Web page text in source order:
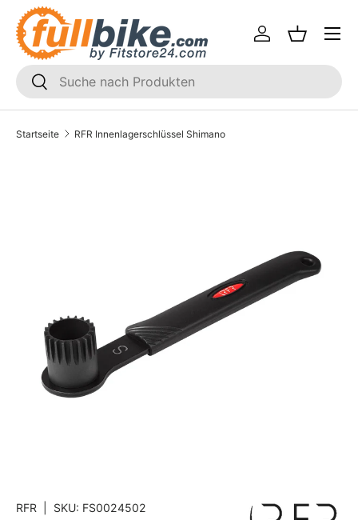
Direkt zum Inhalt
SUCHEN
Suchen
Einloggen
Menü
Startseite RFR Innenlagerschlüssel Shimano
RFR SKU: FS0024502